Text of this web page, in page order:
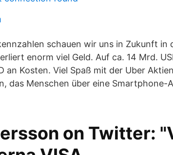
schauen wir uns in Zukunft in
enorm viel Geld. Auf ca. 14 Mrd.
an Kosten. Viel Spaß mit der Uber
das Menschen über eine Smartphone-
on Twitter: